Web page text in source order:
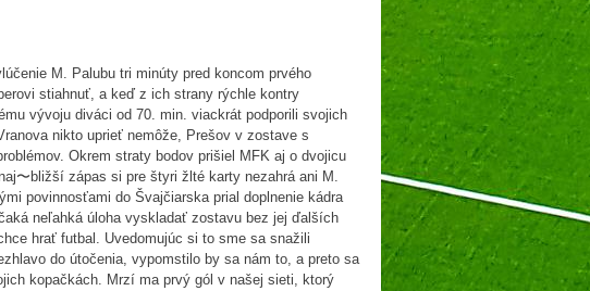
M. Palubu tri minúty pred koncom prvého
stiahnuť, a keď z ich strany rýchle kontry
vývoju diváci od 70. min. viackrát podporili svojich
nikto uprieť nemôže, Prešov v zostave s
Okrem straty bodov prišiel MFK aj o dvojicu
〜bližší zápas si pre štyri žlté karty nezahrá ani M.
povinnosťami do Švajčiarska prial doplnenie kádra
neľahká úloha vyskladať zostavu bez jej ďalších
hrať futbal. Uvedomujúc si to sme sa snažili
do útočenia, vypomstilo by sa nám to, a preto sa
kopačkách. Mrzí ma prvý gól v našej sieti, ktorý